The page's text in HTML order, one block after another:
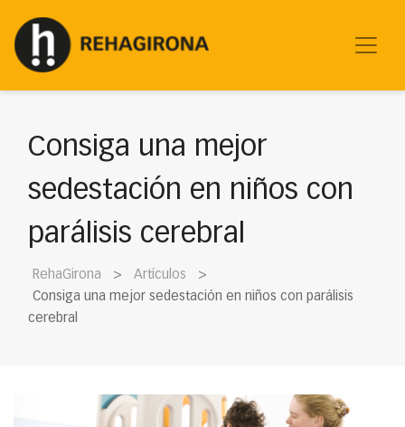
Consiga una mejor
sedestación en niños con
parálisis cerebral
RehaGirona
Artículos
Consiga una mejor sedestación en niños con parálisis
cerebral